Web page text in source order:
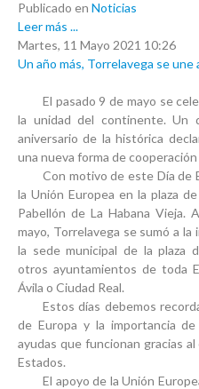
Publicado en Noticias
Leer más ...
Martes, 11 Mayo 2021 10:26
Un año más, Torrelavega se une
El pasado 9 de mayo se
la unidad del continente. Un
aniversario de la histórica
una nueva forma de
Con motivo de este Día de
la Unión Europea en la plaza
Pabellón de La Habana Vieja.
mayo, Torrelavega se sumó a
la sede municipal de la plaza
otros ayuntamientos de toda
Ávila o Ciudad Real.
Estos días debemos
de Europa y la importancia
ayudas que funcionan gracias
Estados.
El apoyo de la Unión